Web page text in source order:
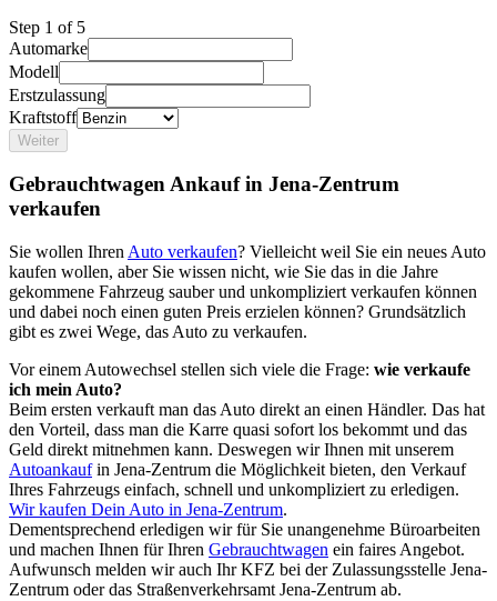
Step 1 of 5
Automarke
Modell
Erstzulassung
Kraftstoff
Weiter
Gebrauchtwagen Ankauf in Jena-Zentrum
verkaufen
Sie wollen Ihren Auto verkaufen? Vielleicht weil Sie ein neues Auto
kaufen wollen, aber Sie wissen nicht, wie Sie das in die Jahre
gekommene Fahrzeug sauber und unkompliziert verkaufen können
und dabei noch einen guten Preis erzielen können? Grundsätzlich
gibt es zwei Wege, das Auto zu verkaufen.
Vor einem Autowechsel stellen sich viele die Frage: wie verkaufe
ich mein Auto?
Beim ersten verkauft man das Auto direkt an einen Händler. Das hat
den Vorteil, dass man die Karre quasi sofort los bekommt und das
Geld direkt mitnehmen kann. Deswegen wir Ihnen mit unserem
Autoankaufin Jena-Zentrum die Möglichkeit bieten, den Verkauf
Ihres Fahrzeugs einfach, schnell und unkompliziert zu erledigen.
Wir kaufen Dein Auto in Jena-Zentrum.
Dementsprechend erledigen wir für Sie unangenehme Büroarbeiten
und machen Ihnen für Ihren Gebrauchtwagen ein faires Angebot.
Aufwunsch melden wir auch Ihr KFZ bei der Zulassungsstelle Jena-
Zentrum oder das Straßenverkehrsamt Jena-Zentrum ab.